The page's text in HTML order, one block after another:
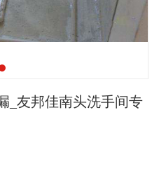
_友邦佳南头洗手间专